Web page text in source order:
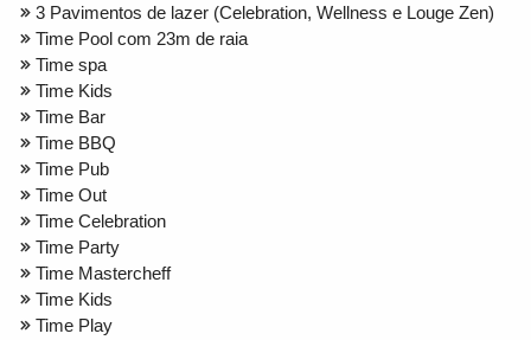
3 Pavimentos de lazer (Celebration, Wellness e Louge Zen)
Time Pool com 23m de raia
Time spa
Time Kids
Time Bar
Time BBQ
Time Pub
Time Out
Time Celebration
Time Party
Time Mastercheff
Time Kids
Time Play